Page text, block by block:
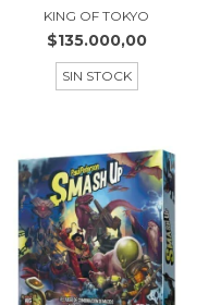
KING OF TOKYO
$135.000,00
SIN STOCK